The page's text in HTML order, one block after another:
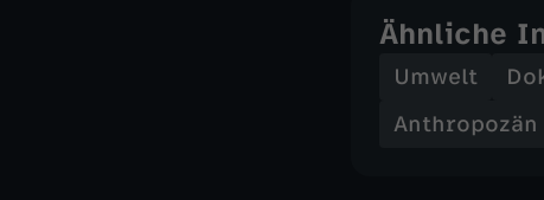
Ähnliche
Umwelt
Anthropozän